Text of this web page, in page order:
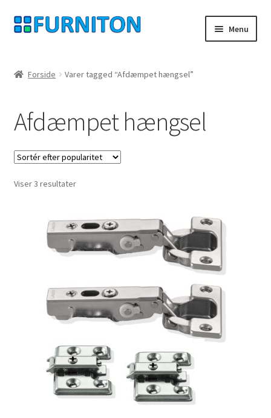
Spring
til
Spring
til
Menu
privatliv
fortrydelsesret
Kontakt
Betingelser
Forside Varer tagged “Afdæmpet hængsel”
Afdæmpet hængsel
Viser 3 resultaterSorteret